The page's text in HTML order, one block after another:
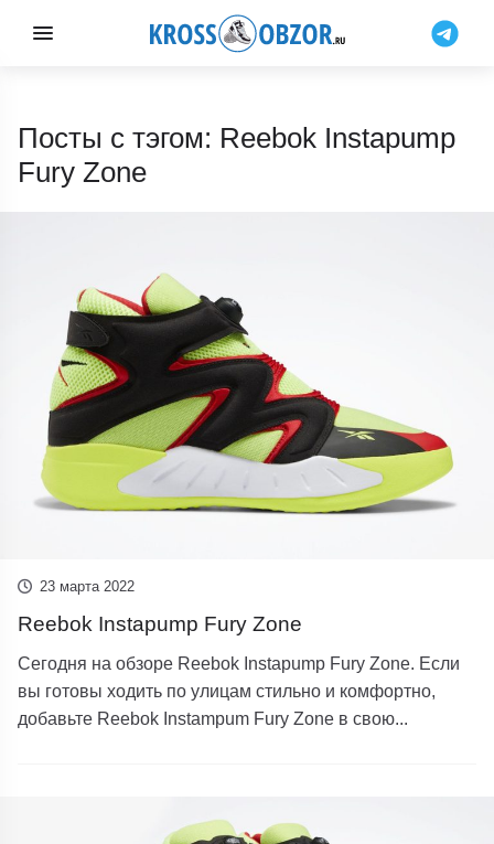
Посты с тэгом: Reebok Instapump
Fury Zone
23 марта 2022
Reebok Instapump Fury Zone
Сегодня на обзоре Reebok Instapump Fury Zone. Если
вы готовы ходить по улицам стильно и комфортно,
добавьте Reebok Instampum Fury Zone в свою...